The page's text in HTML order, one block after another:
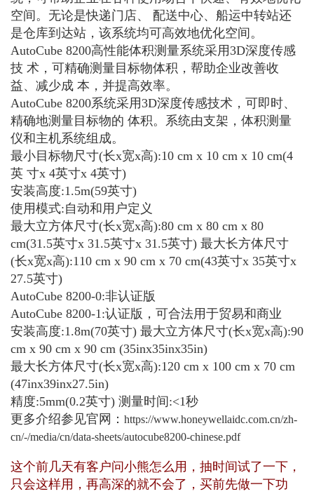
空间。无论是快递门店、 配送中心、船运中转站还
是仓库到达站，该系统均可高效地优化空间。
AutoCube 8200高性能体积测量系统采用3D深度传感
技 术，可精确测量目标物体积，帮助企业改善收
益、减少成 本，并提高效率。
AutoCube 8200系统采用3D深度传感技术，可即时、
精确地测量目标物的 体积。系统由支架，体积测量
仪和主机系统组成。
最小目标物尺寸(长x宽x高):10 cm x 10 cm x 10 cm(4
英 寸x 4英寸x 4英寸)
安装高度:1.5m(59英寸)
使用模式:自动和用户定义
最大立方体尺寸(长x宽x高):80 cm x 80 cm x 80
cm(31.5英寸x 31.5英寸x 31.5英寸) 最大长方体尺寸
(长x宽x高):110 cm x 90 cm x 70 cm(43英寸x 35英寸x
27.5英寸)
AutoCube 8200-0:非认证版
AutoCube 8200-1:认证版，可合法用于贸易和商业
安装高度:1.8m(70英寸) 最大立方体尺寸(长x宽x高):90
cm x 90 cm x 90 cm (35inx35inx35in)
最大长方体尺寸(长x宽x高):120 cm x 100 cm x 70 cm
(47inx39inx27.5in)
精度:5mm(0.2英寸) 测量时间:<1秒
更多介绍参见官网： https://www.honeywellaidc.com.cn/zh-
cn/-/media/cn/data-sheets/autocube8200-chinese.pdf
这个前几天有客户问小熊怎么用，抽时间试了一下，
只会这样用，再高深的就不会了，买前先做一下功